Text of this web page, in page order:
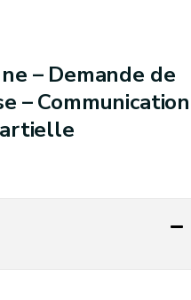
– Demande de
– Communication